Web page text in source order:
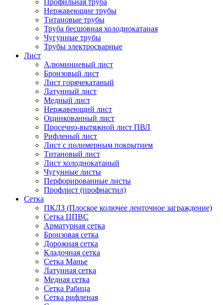
Профильная труба
Нержавеющие трубы
Титановые трубы
Труба бесшовная холоднокатаная
Чугунные трубы
Трубы электросварные
Лист
Алюминиевый лист
Бронзовый лист
Лист горячекатаный
Латунный лист
Медный лист
Нержавеющий лист
Оцинкованный лист
Просечно-вытяжной лист ПВЛ
Рифленый лист
Лист с полимерным покрытием
Титановый лист
Лист холоднокатаный
Чугунные листы
Перфорированные листы
Профлист (профнастил)
Сетка
ПКЛЗ (Плоское колючее ленточное заграждение)
Сетка ЦПВС
Арматурная сетка
Бронзовая сетка
Дорожная сетка
Кладочная сетка
Сетка Манье
Латунная сетка
Медная сетка
Сетка Рабица
Сетка рифленая